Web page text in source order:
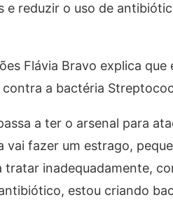
reduzir o uso de
Flávia Bravo explica
a bactéria
a ter o arsenal para
fazer um estrago,
inadequadamente,
estou criando